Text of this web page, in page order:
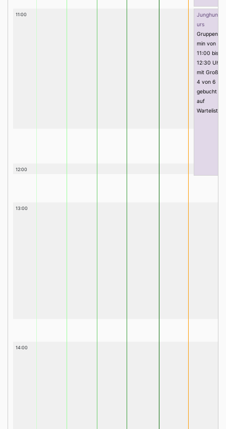
11:00
urs
Gruppenter
min von
11:00 bis
12:30 Uhr
mit Groß,
4 von 6
gebucht (0
auf
Warteliste)
12:00
13:00
14:00